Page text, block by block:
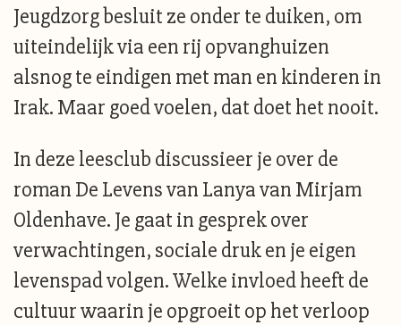
Jeugdzorg besluit ze onder te duiken, om
uiteindelijk via een rij opvanghuizen
alsnog te eindigen met man en kinderen in
Irak. Maar goed voelen, dat doet het nooit.
In deze leesclub discussieer je over de
roman De Levens van Lanya van Mirjam
Oldenhave. Je gaat in gesprek over
verwachtingen, sociale druk en je eigen
levenspad volgen. Welke invloed heeft de
cultuur waarin je opgroeit op het verloop